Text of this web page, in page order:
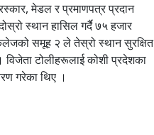
मेडल र प्रमाणपत्र प्रदान
स्थान हासिल गर्दै ७५ हजार
समूह २ ले तेस्रो स्थान सुरक्षित
विजेता टोलीहरूलाई कोशी प्रदेशका
गरेका थिए ।